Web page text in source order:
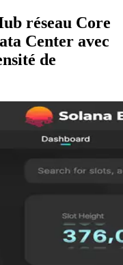
réseau Core
Center avec
de